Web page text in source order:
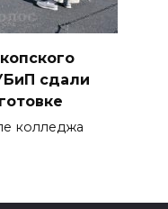
сдали
колледжа